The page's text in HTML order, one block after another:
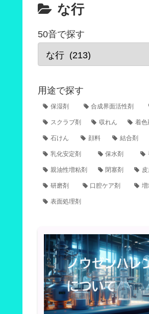
な行
50音で探す
用途で探す
保湿剤 合成界面活性剤
スクラブ剤 収れん 着色
石けん 顔料 結合剤
乳化安定剤 保水剤
親油性増粘剤 閉塞剤
研磨剤 口腔ケア剤 増
表面処理剤